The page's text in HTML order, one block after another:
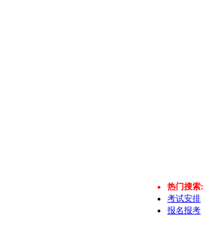
热门搜索:
考试安排
报名报考